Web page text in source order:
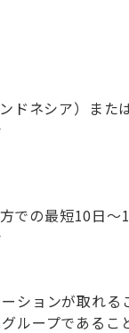
ドネシア）ま
での最短10日
ションが取れる
ループであるこ